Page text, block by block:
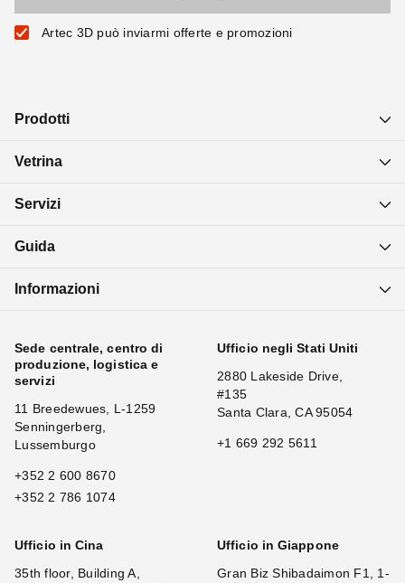
Artec 3D può inviarmi offerte e promozioni
Prodotti
Vetrina
Servizi
Guida
Informazioni
Sede centrale, centro di
produzione, logistica e
servizi
11 Breedewues, L-1259
Senningerberg,
Lussemburgo
+352 2 600 8670
+352 2 786 1074
Ufficio negli Stati Uniti
2880 Lakeside Drive,
#135
Santa Clara, CA 95054
+1 669 292 5611
Ufficio in Cina
35th floor, Building A,
Ufficio in Giappone
Gran Biz Shibadaimon F1, 1-